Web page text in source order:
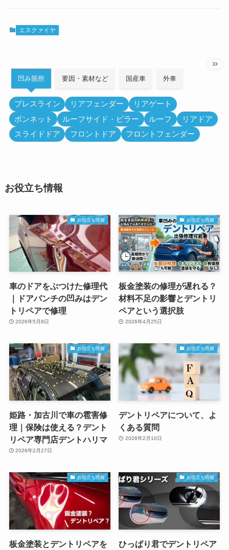
エスクァイヤ
凹み箇所 要因・素材など 国産車 外車
プレスライン リアフェンダー
リアゲート
ボンネット
ルーフサイド・ピラー ルーフ
リアドア
スライドドア
フロントドア フロントフェンダー
お役立ち情報
お役立ち情報
車のドアをぶつけた修理代
｜ドアパンチの凹みはデン
トリペアで修理
2026年5月8日
お役立ち情報
板金塗装の修理が遅れる？
材料不足の影響とデントリ
ペアという選択肢
2026年4月25日
お役立ち情報
姫路・加古川で車の雹害修
理｜保険は使える？デント
リペア専門店デントハリマ
2026年2月27日
お役立ち情報
デントリペアについて、よ
くある質問
2026年2月10日
お役立ち情報
板金塗装とデントリペアを
お役立ち情報
ひっぱり君でデントリペア